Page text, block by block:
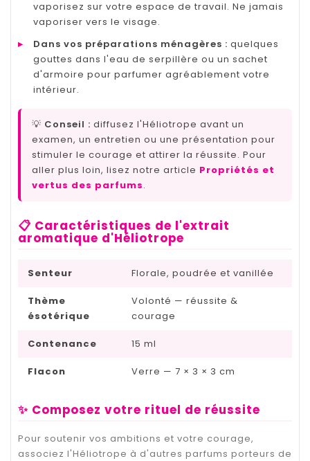
vaporisez sur votre espace de travail. Ne jamais
vaporiser vers le visage.
▸
Dans vos préparations ménagères : quelques
gouttes dans l'eau de serpillère ou un sachet
d'armoire pour parfumer agréablement votre
intérieur.
💡 Conseil : diffusez l'Héliotrope avant un
examen, un entretien ou une présentation pour
stimuler le courage et attirer la réussite. Pour
aller plus loin, lisez notre article Propriétés et
vertus des parfums.
📋 Caractéristiques de l'extrait
aromatique d'Héliotrope
Senteur Florale, poudrée et vanillée
Thème
ésotérique
Volonté — réussite &
courage
Contenance 15 ml
Flacon Verre — 7 × 3 × 3 cm
✨ Composez votre rituel de réussite
Pour soutenir vos ambitions et votre courage,
associez l'Héliotrope à d'autres parfums porteurs de